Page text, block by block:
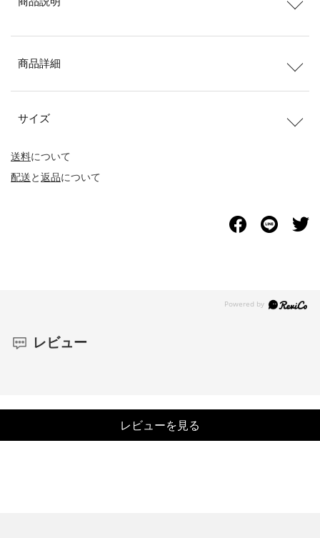
送料について
配送と返品について
商品詳細
サイズ
レビュー
レビューを見る